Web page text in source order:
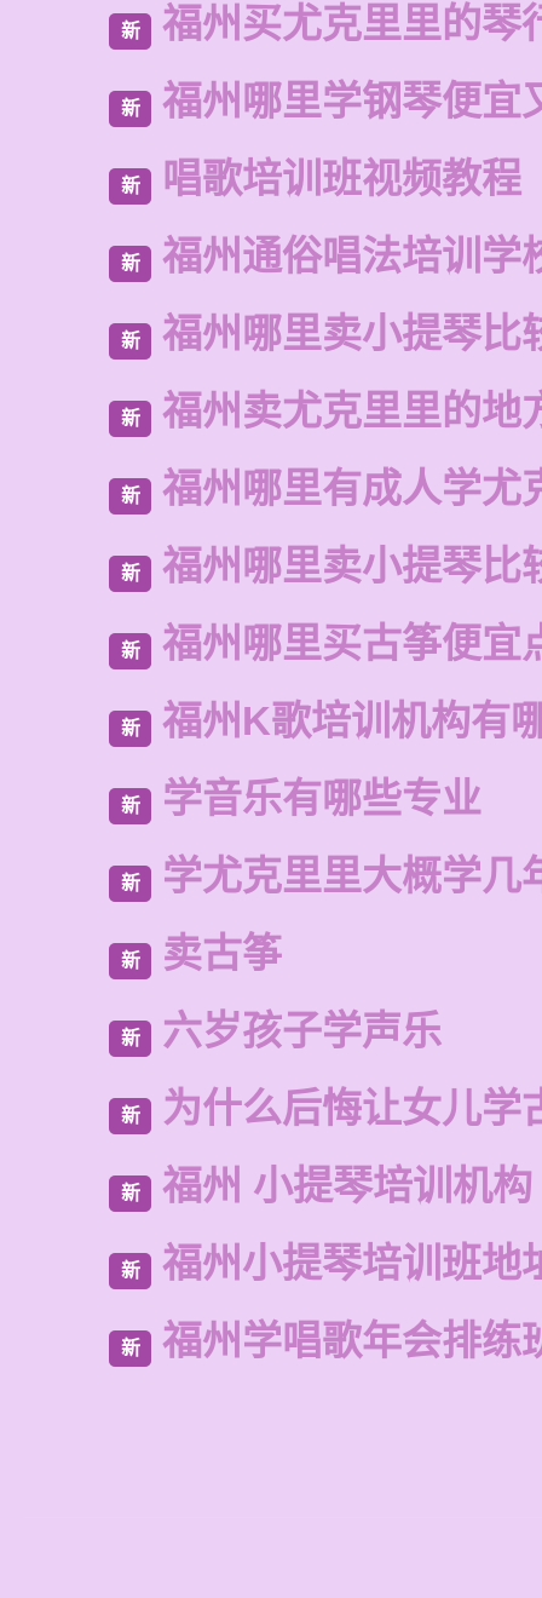
新 福州买尤克里里的琴
新 福州哪里学钢琴便宜
新 唱歌培训班视频教程
新 福州通俗唱法培训学
新 福州哪里卖小提琴比
新 福州卖尤克里里的地
新 福州哪里有成人学尤
新 福州哪里卖小提琴比
新 福州哪里买古筝便宜
新 福州K歌培训机构有
新 学音乐有哪些专业
新 学尤克里里大概学几
新 卖古筝
新 六岁孩子学声乐
新 为什么后悔让女儿学
新 福州 小提琴培训机构
新 福州小提琴培训班地
新 福州学唱歌年会排练